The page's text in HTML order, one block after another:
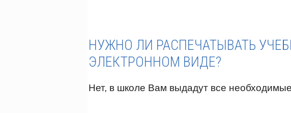
НУЖНО ЛИ РАСПЕЧАТЫВАТЬ
ЭЛЕКТРОННОМ ВИДЕ?
Нет, в школе Вам выдадут все